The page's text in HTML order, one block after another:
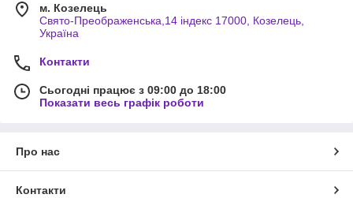
м. Козелець
Свято-Преображенська,14 індекс 17000, Козелець,
Україна
Контакти
Сьогодні працює з 09:00 до 18:00
Показати весь графік роботи
Про нас
Контакти